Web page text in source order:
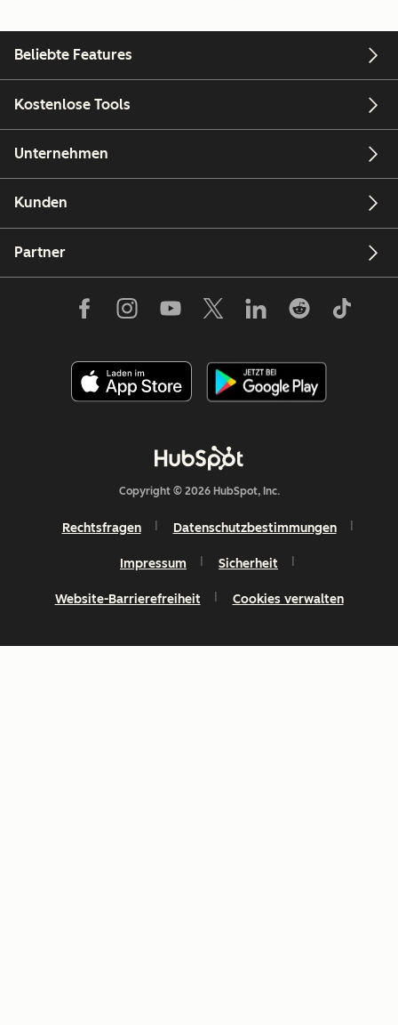
Beliebte Features
Kostenlose Tools
Unternehmen
Kunden
Partner
Copyright © 2026 HubSpot, Inc.
Rechtsfragen Datenschutzbestimmungen
Impressum Sicherheit
Website-Barrierefreiheit Cookies verwalten